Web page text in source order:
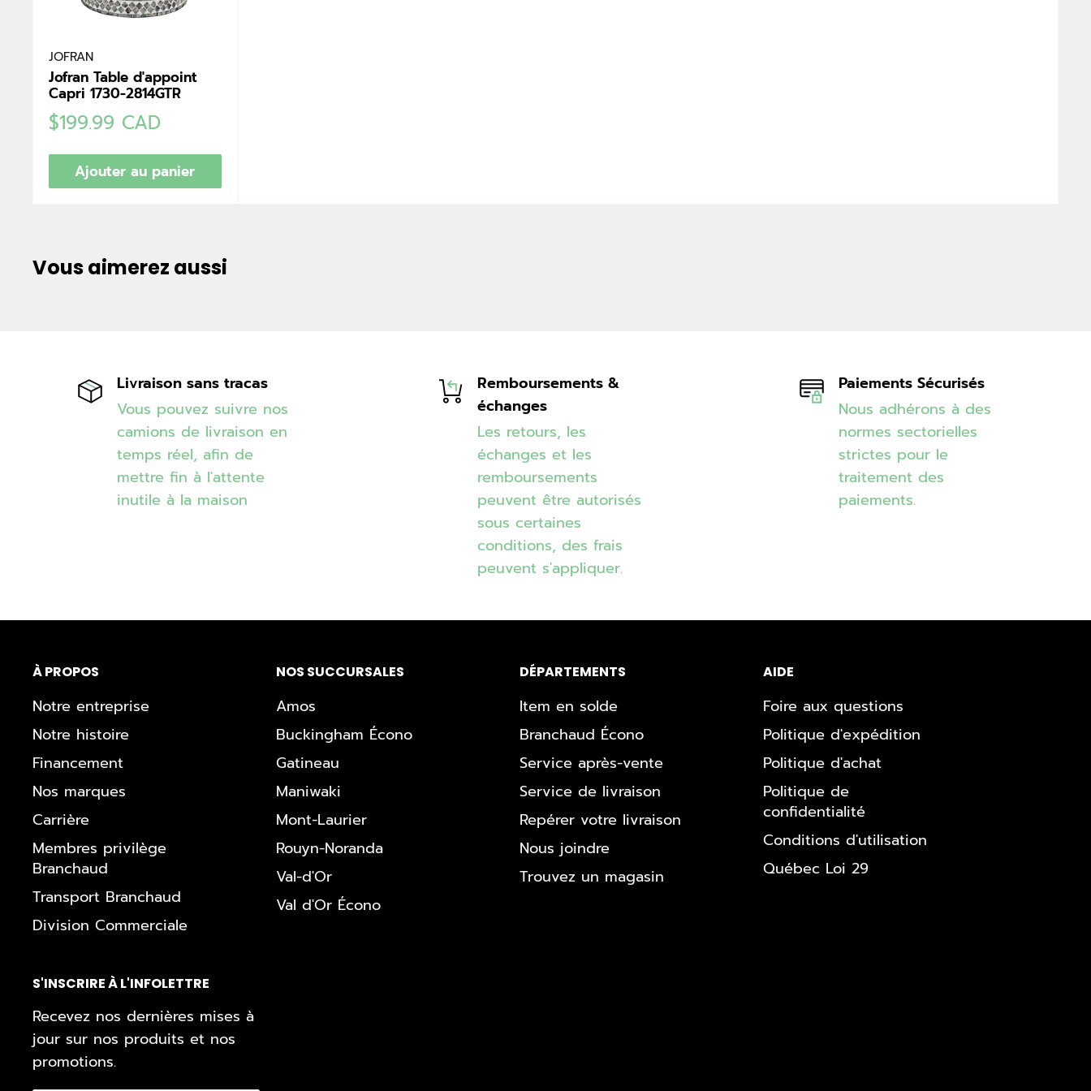
JOFRAN
Jofran Table d'appoint
Capri 1730-2814GTR
Prix
$199.99 CAD
Ajouter au panier
Vous aimerez aussi
Livraison sans tracas
Vous pouvez suivre nos
camions de livraison en
temps réel, afin de
mettre fin à l'attente
inutile à la maison
Remboursements &
échanges
Les retours, les
échanges et les
remboursements
peuvent être autorisés
sous certaines
conditions, des frais
peuvent s'appliquer.
Paiements Sécurisés
Nous adhérons à des
normes sectorielles
strictes pour le
traitement des
paiements.
À PROPOS
Notre entreprise
Notre histoire
Financement
Nos marques
Carrière
Membres privilège
Branchaud
Transport Branchaud
Division Commerciale
NOS SUCCURSALES
Amos
Buckingham Écono
Gatineau
Maniwaki
Mont-Laurier
Rouyn-Noranda
Val-d'Or
Val d'Or Écono
DÉPARTEMENTS
Item en solde
Branchaud Écono
Service après-vente
Service de livraison
Repérer votre livraison
Nous joindre
Trouvez un magasin
AIDE
Foire aux questions
Politique d'expédition
Politique d'achat
Politique de
confidentialité
Conditions d'utilisation
Québec Loi 29
S'INSCRIRE À L'INFOLETTRE
Recevez nos dernières mises à
jour sur nos produits et nos
promotions.